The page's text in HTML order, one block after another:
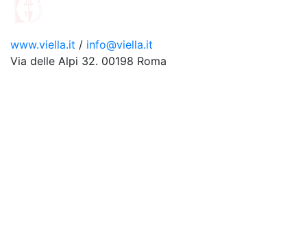
www.viella.it / info@viella.it
Via delle Alpi 32. 00198 Roma